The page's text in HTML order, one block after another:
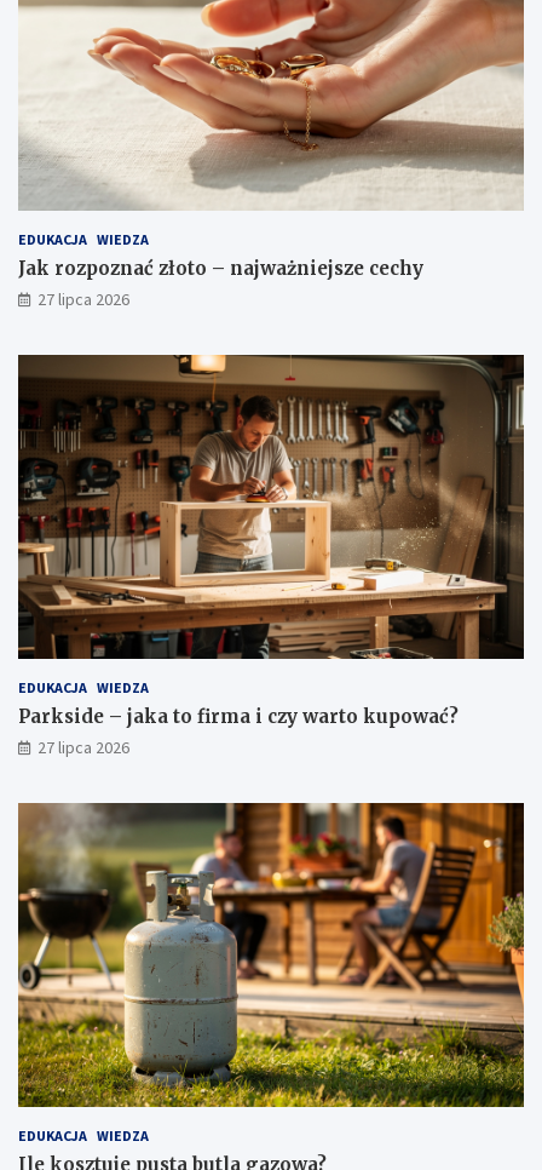
EDUKACJA WIEDZA
Jak rozpoznać złoto – najważniejsze cechy
27 lipca 2026
EDUKACJA WIEDZA
Parkside – jaka to firma i czy warto kupować?
27 lipca 2026
EDUKACJA WIEDZA
Ile kosztuje pusta butla gazowa?